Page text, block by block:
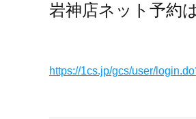
岩神店ネット予約
https://1cs.jp/gcs/user/